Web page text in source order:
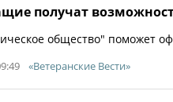
получат
общество" поможет
«Ветеранские Вести»